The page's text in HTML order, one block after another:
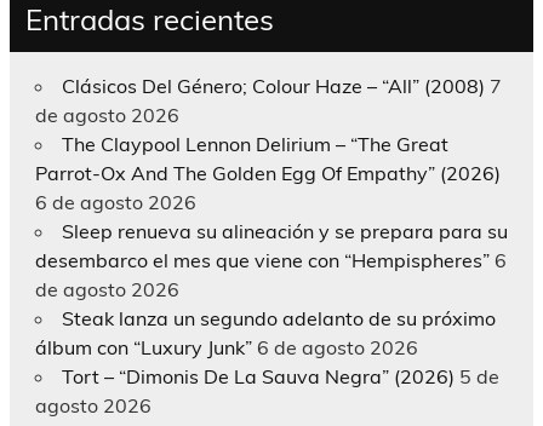
Entradas recientes
Clásicos Del Género; Colour Haze – “All” (2008) 7
de agosto 2026
The Claypool Lennon Delirium – “The Great
Parrot-Ox And The Golden Egg Of Empathy” (2026)
6 de agosto 2026
Sleep renueva su alineación y se prepara para su
desembarco el mes que viene con “Hempispheres” 6
de agosto 2026
Steak lanza un segundo adelanto de su próximo
álbum con “Luxury Junk” 6 de agosto 2026
Tort – “Dimonis De La Sauva Negra” (2026) 5 de
agosto 2026